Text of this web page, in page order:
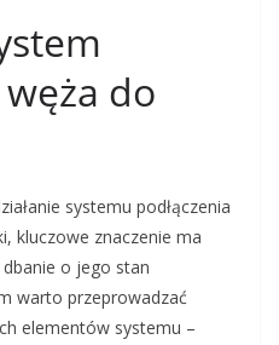
do
systemu podłączenia
kluczowe znaczenie ma
o jego stan
warto przeprowadzać
elementów systemu –